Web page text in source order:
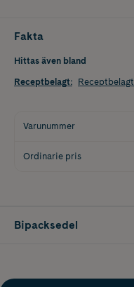
Fakta
Hittas även bland
Receptbelagt: Receptbelagt
Varunummer
Ordinarie pris
Bipacksedel